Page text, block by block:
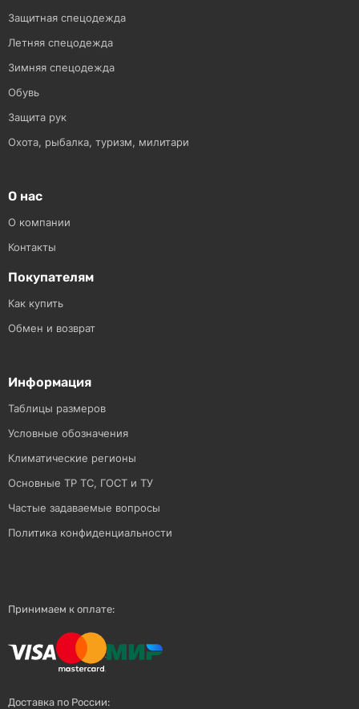
Защитная спецодежда
Летняя спецодежда
Зимняя спецодежда
Обувь
Защита рук
Охота, рыбалка, туризм, милитари
О нас
О компании
Контакты
Покупателям
Как купить
Обмен и возврат
Информация
Таблицы размеров
Условные обозначения
Климатические регионы
Основные ТР ТС, ГОСТ и ТУ
Частые задаваемые вопросы
Политика конфиденциальности
Принимаем к оплате:
Доставка по России: